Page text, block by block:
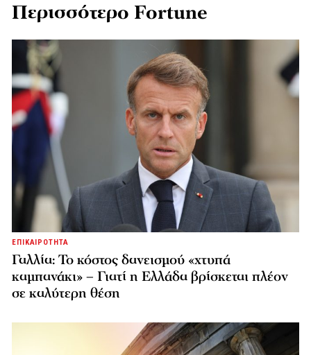
Περισσότερο Fortune
ΕΠΙΚΑΙΡΟΤΗΤΑ
Γαλλία: Το κόστος δανεισμού «χτυπά
καμπανάκι» – Γιατί η Ελλάδα βρίσκεται πλέον
σε καλύτερη θέση